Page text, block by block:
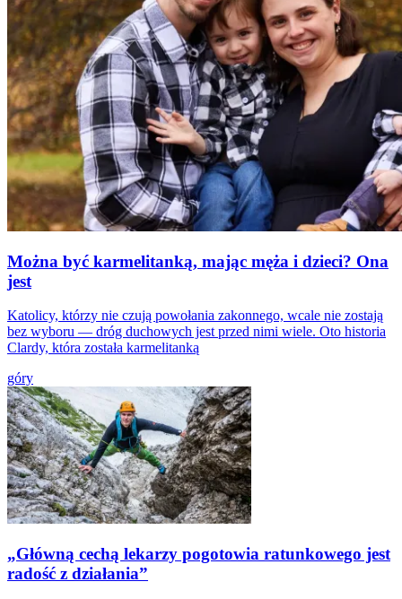
Można być karmelitanką, mając męża i dzieci? Ona
jest
Katolicy, którzy nie czują powołania zakonnego, wcale nie zostają
bez wyboru — dróg duchowych jest przed nimi wiele. Oto historia
Clardy, która została karmelitanką
góry
„Główną cechą lekarzy pogotowia ratunkowego jest
radość z działania”